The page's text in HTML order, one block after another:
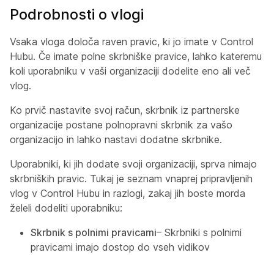
Podrobnosti o vlogi
Vsaka vloga določa raven pravic, ki jo imate v Control
Hubu. Če imate polne skrbniške pravice, lahko kateremu
koli uporabniku v vaši organizaciji dodelite eno ali več
vlog.
Ko prvič nastavite svoj račun, skrbnik iz partnerske
organizacije postane polnopravni skrbnik za vašo
organizacijo in lahko nastavi dodatne skrbnike.
Uporabniki, ki jih dodate svoji organizaciji, sprva nimajo
skrbniških pravic. Tukaj je seznam vnaprej pripravljenih
vlog v Control Hubu in razlogi, zakaj jih boste morda
želeli dodeliti uporabniku:
Skrbnik s polnimi pravicami– Skrbniki s polnimi
pravicami imajo dostop do vseh vidikov